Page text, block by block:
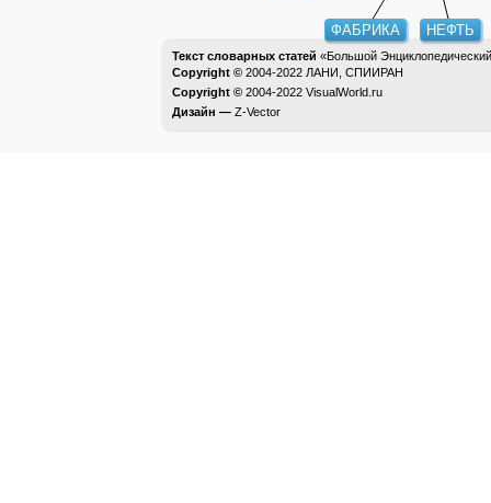
НЕФТЬ
ФАБРИКА
Текст словарных статей «Большой
Copyright © 2004-2022 ЛАНИ, СПИИРАН
Copyright © 2004-2022 VisualWorld.ru
Дизайн — Z-Vector